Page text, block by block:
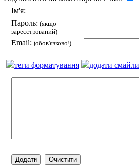
Ім'я:
Пароль: (якщо
зареєстрований)
Email: (обов'язково!)
теги форматування додати смайли